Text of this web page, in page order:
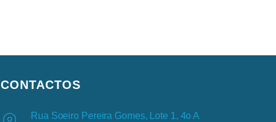
CONTACTOS
Rua Soeiro Pereira Gomes, Lote 1, 4o A